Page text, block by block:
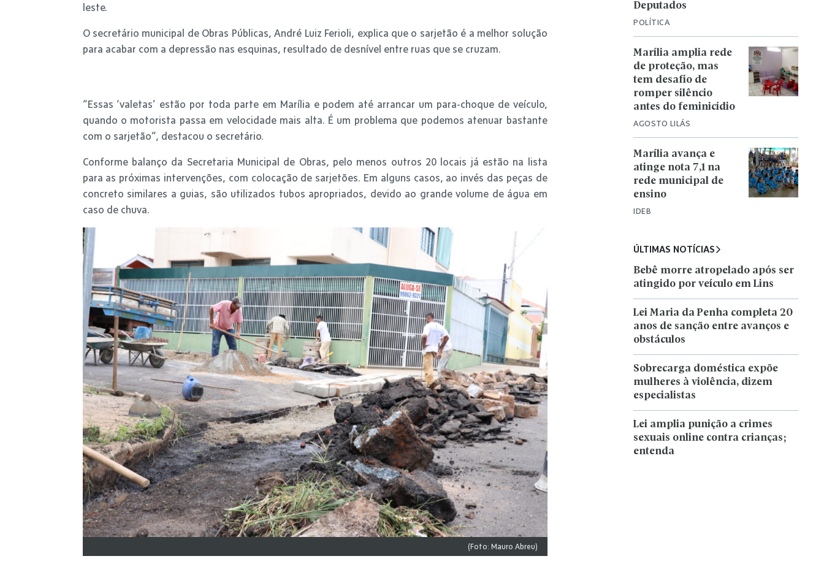
leste.
O secretário municipal de Obras Públicas, André Luiz Ferioli, explica que o sarjetão é a melhor solução
para acabar com a depressão nas esquinas, resultado de desnível entre ruas que se cruzam.
“Essas ‘valetas’ estão por toda parte em Marília e podem até arrancar um para-choque de veículo,
quando o motorista passa em velocidade mais alta. É um problema que podemos atenuar bastante
com o sarjetão”, destacou o secretário.
Conforme balanço da Secretaria Municipal de Obras, pelo menos outros 20 locais já estão na lista
para as próximas intervenções, com colocação de sarjetões. Em alguns casos, ao invés das peças de
concreto similares a guias, são utilizados tubos apropriados, devido ao grande volume de água em
caso de chuva.
(Foto: Mauro Abreu)
POLÍTICA
Deputados
AGOSTO LILÁS
Marília amplia rede
de proteção, mas
tem desafio de
romper silêncio
antes do feminicídio
IDEB
Marília avança e
atinge nota 7,1 na
rede municipal de
ensino
ÚLTIMAS NOTÍCIAS
Bebê morre atropelado após ser
atingido por veículo em Lins
Lei Maria da Penha completa 20
anos de sanção entre avanços e
obstáculos
Sobrecarga doméstica expõe
mulheres à violência, dizem
especialistas
Lei amplia punição a crimes
sexuais online contra crianças;
entenda